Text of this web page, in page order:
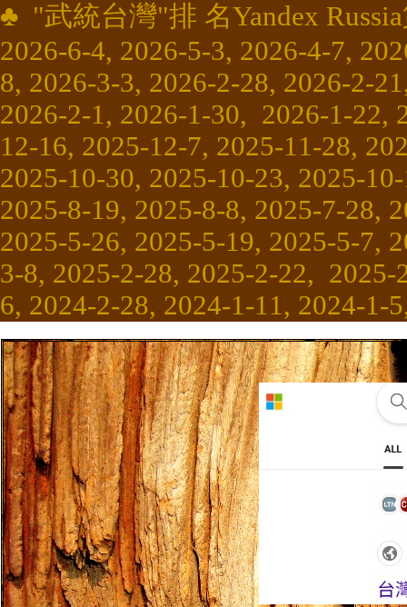
♣ "武統台灣"排 名Yandex
2026-6-4, 2026-5-3, 2026-4-7,
8, 2026-3-3, 2026-2-28, 2026-2-
2026-2-1, 2026-1-30, 2026-1-22,
12-16, 2025-12-7, 2025-11-28,
2025-10-30, 2025-10-23, 2025-
2025-8-19, 2025-8-8, 2025-7-28,
2025-5-26, 2025-5-19, 2025-5-7,
3-8, 2025-2-28, 2025-2-22,
6, 2024-2-28, 2024-1-11, 2024-1-